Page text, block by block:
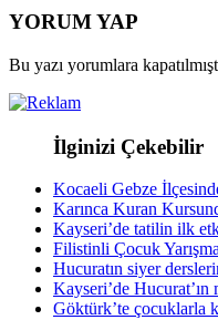
YORUM YAP
Bu yazı yorumlara
İlginizi Çekebilir
Kocaeli Gebze
Karınca Kuran
Kayseri’de tatilin ilk
Filistinli Çocuk
Hucuratın siyer
Kayseri’de Hucurat’ın
Göktürk’te çocuklarla